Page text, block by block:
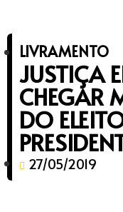
LIVRAMENTO
JUSTIÇA
CHEGAR
DO
27/05/2019